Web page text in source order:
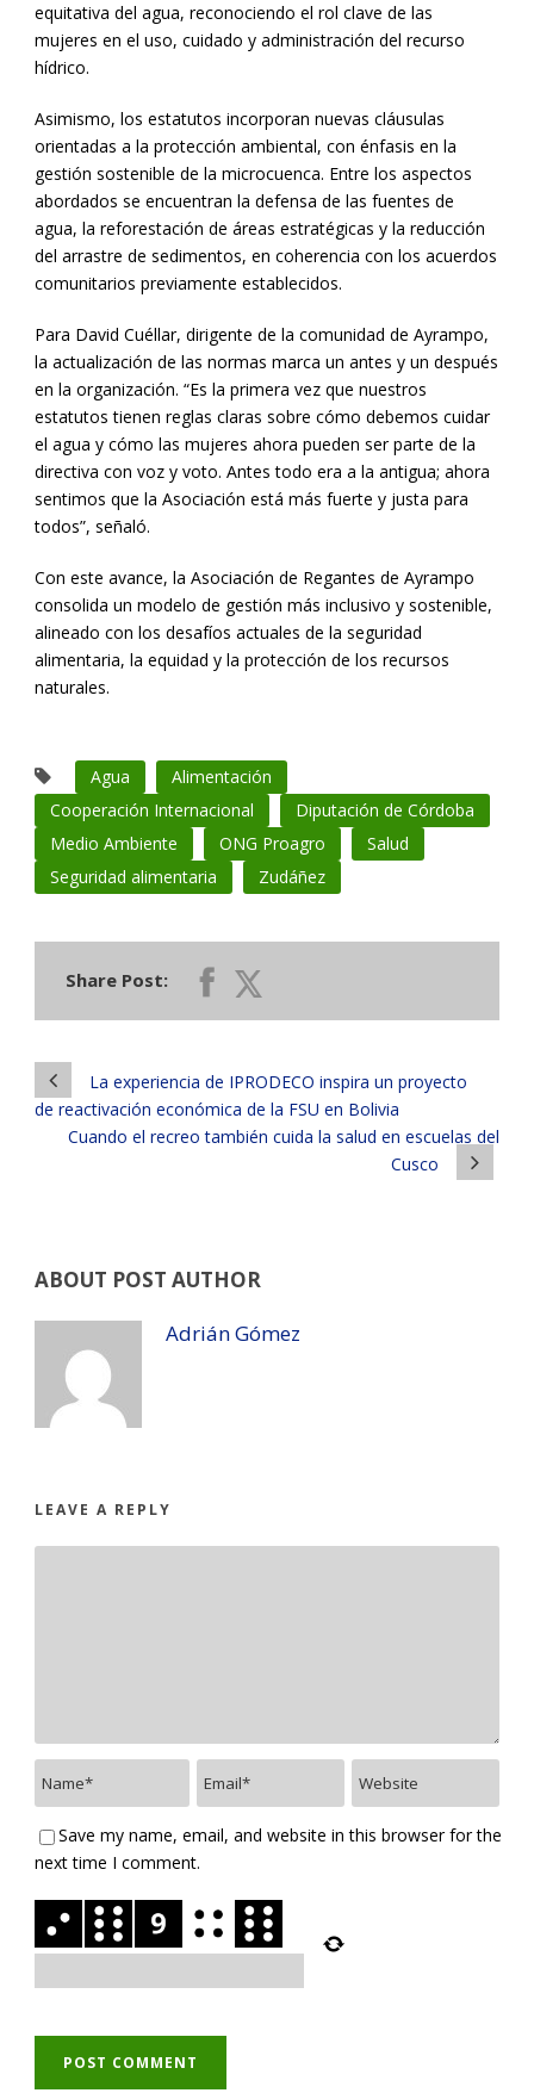
equitativa del agua, reconociendo el rol clave de las
mujeres en el uso, cuidado y administración del recurso
hídrico.
Asimismo, los estatutos incorporan nuevas cláusulas
orientadas a la protección ambiental, con énfasis en la
gestión sostenible de la microcuenca. Entre los aspectos
abordados se encuentran la defensa de las fuentes de
agua, la reforestación de áreas estratégicas y la reducción
del arrastre de sedimentos, en coherencia con los acuerdos
comunitarios previamente establecidos.
Para David Cuéllar, dirigente de la comunidad de Ayrampo,
la actualización de las normas marca un antes y un después
en la organización. “Es la primera vez que nuestros
estatutos tienen reglas claras sobre cómo debemos cuidar
el agua y cómo las mujeres ahora pueden ser parte de la
directiva con voz y voto. Antes todo era a la antigua; ahora
sentimos que la Asociación está más fuerte y justa para
todos”, señaló.
Con este avance, la Asociación de Regantes de Ayrampo
consolida un modelo de gestión más inclusivo y sostenible,
alineado con los desafíos actuales de la seguridad
alimentaria, la equidad y la protección de los recursos
naturales.
Agua
Alimentación
Cooperación Internacional
Diputación de Córdoba
Medio Ambiente
ONG Proagro
Salud
Seguridad alimentaria
Zudáñez
Share Post:
La experiencia de IPRODECO inspira un proyecto
de reactivación económica de la FSU en Bolivia
Cuando el recreo también cuida la salud en escuelas del
Cusco
ABOUT POST AUTHOR
Adrián Gómez
LEAVE A REPLY
Save my name, email, and website in this browser for the
next time I comment.